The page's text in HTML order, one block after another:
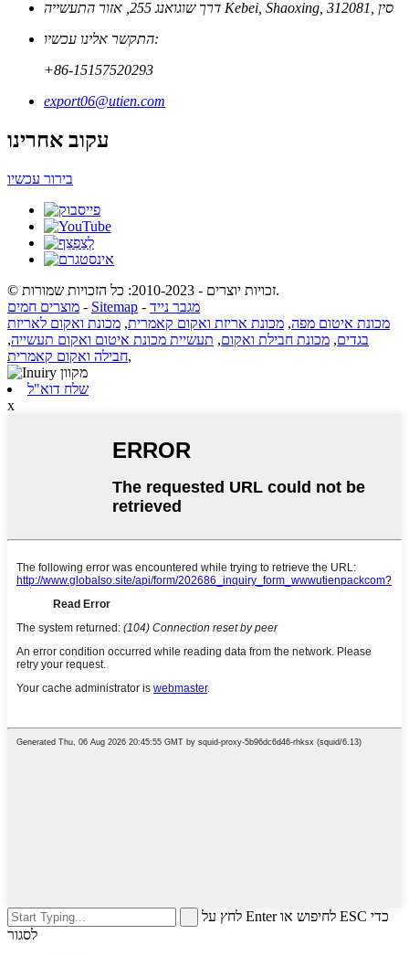
דרך שוגואנג 255, אזור התעשייה Kebei, Shaoxing, 312081, סין
התקשר אלינו עכשיו:
+86-15157520293
export06@utien.com
עקוב אחרינו
בירור עכשיו
© זכויות יוצרים - 2010-2023: כל הזכויות שמורות.
מוצרים חמים - Sitemap - מגבר נייד
מכונת איטום מפה, מכונת אריזת ואקום קאמרית, מכונת ואקום לאריזת
בגדים, מכונת חבילת ואקום, תעשיית מכונת איטום ואקום תעשייה,
חבילה ואקום קאמרית,
שלח דוא"ל
x
לחץ על Enter לחיפוש או ESC כדי
לסגור